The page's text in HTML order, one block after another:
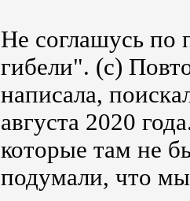
Не соглашусь по
гибели". (с)
написала,
августа 2020
которые там не
подумали, что